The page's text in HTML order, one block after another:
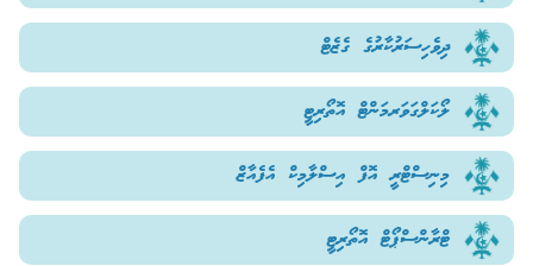
ދިވެހިސަރުކާރުގެ ގެޒެޓް
ލޯކަލްގަވަރމަންޓް އޮތޯރިޓީ
މިނިސްޓްރީ އޮފް އިސްލާމިކް އެފެއާޒް
ޓްރާންސްޕޯޓް އޮތޯރިޓީ